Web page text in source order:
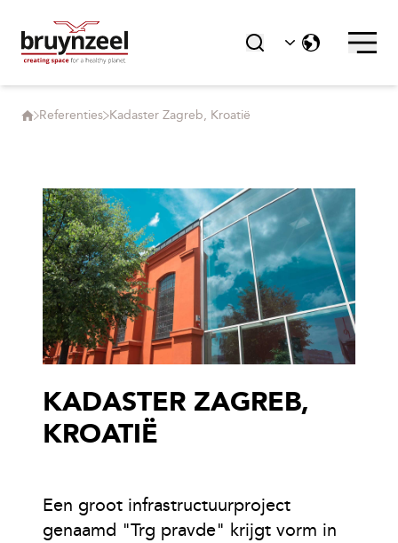
Referenties Kadaster Zagreb, Kroatië
KADASTER ZAGREB,
KROATIË
Een groot infrastructuurproject
genaamd "Trg pravde" krijgt vorm in